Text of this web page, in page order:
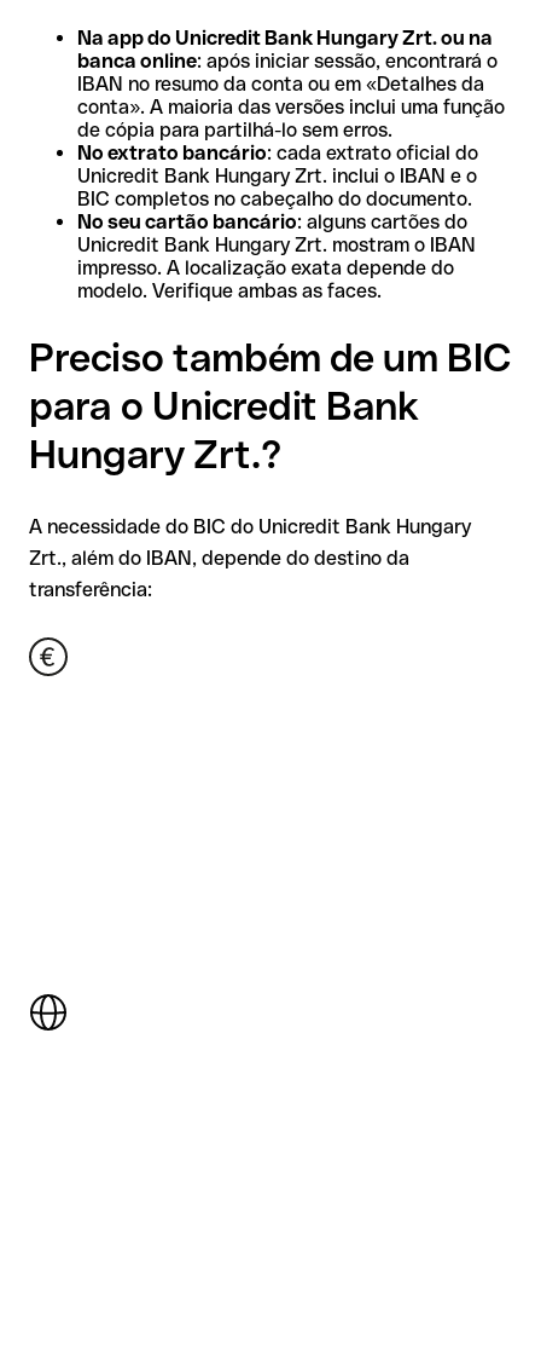
Na app do Unicredit Bank Hungary Zrt. ou na
banca online: após iniciar sessão, encontrará o
IBAN no resumo da conta ou em «Detalhes da
conta». A maioria das versões inclui uma função
de cópia para partilhá-lo sem erros.
No extrato bancário: cada extrato oficial do
Unicredit Bank Hungary Zrt. inclui o IBAN e o
BIC completos no cabeçalho do documento.
No seu cartão bancário: alguns cartões do
Unicredit Bank Hungary Zrt. mostram o IBAN
impresso. A localização exata depende do
modelo. Verifique ambas as faces.
Preciso também de um BIC
para o Unicredit Bank
Hungary Zrt.?
A necessidade do BIC do Unicredit Bank Hungary
Zrt., além do IBAN, depende do destino da
transferência: